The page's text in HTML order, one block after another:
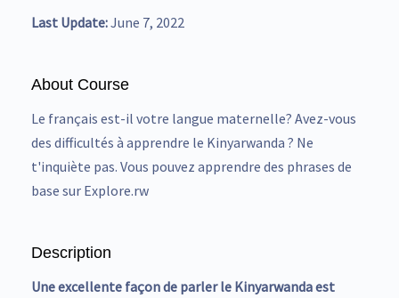
Last Update June 7, 2022
About Course
Le français est-il votre langue maternelle? Avez-vous
des difficultés à apprendre le Kinyarwanda ? Ne
t'inquiète pas. Vous pouvez apprendre des phrases de
base sur Explore.rw
Description
Une excellente façon de parler le Kinyarwanda est